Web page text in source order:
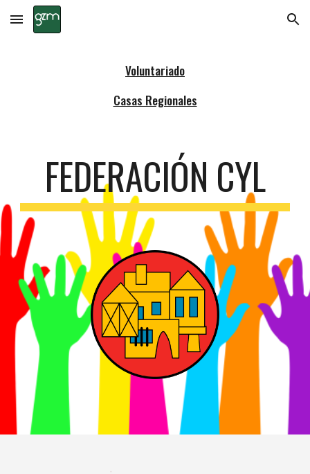
Skip to main content Skip to navigation
Voluntariado
Casas Regionales
FEDERACIÓN CYL